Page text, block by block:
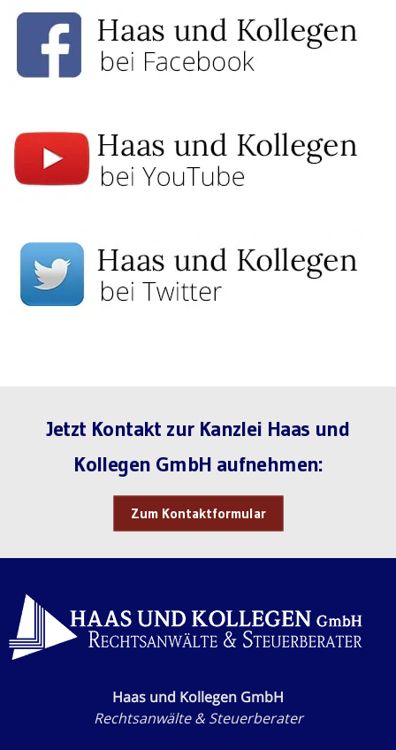
Jetzt Kontakt zur Kanzlei Haas und
Kollegen GmbH aufnehmen:
Zum Kontaktformular
Haas und Kollegen GmbH
Rechtsanwälte & Steuerberater